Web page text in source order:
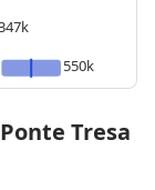
550k
Tresa